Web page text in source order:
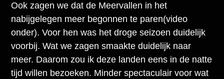
Ook zagen we dat de Meervallen in het
nabijgelegen meer begonnen te paren(video
onder). Voor hen was het droge seizoen duidelijk
voorbij. Wat we zagen smaakte duidelijk naar
meer. Daarom zou ik deze landen eens in de natte
tijd willen bezoeken. Minder spectaculair voor wat